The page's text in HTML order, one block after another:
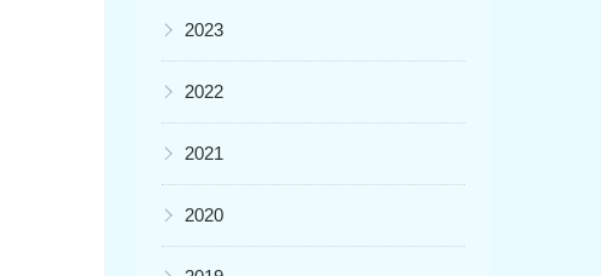
▶ 2023
▶ 2022
▶ 2021
▶ 2020